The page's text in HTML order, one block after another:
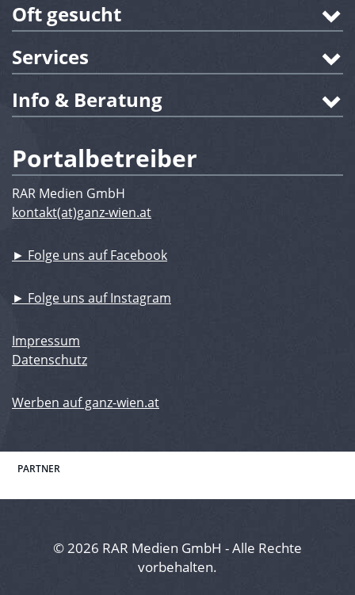
Oft gesucht
Services
Info & Beratung
Portalbetreiber
RAR Medien GmbH
kontakt(at)ganz-wien.at
► Folge uns auf Facebook
► Folge uns auf Instagram
Impressum
Datenschutz
Werben auf ganz-wien.at
PARTNER
© 2026 RAR Medien GmbH - Alle Rechte
vorbehalten.